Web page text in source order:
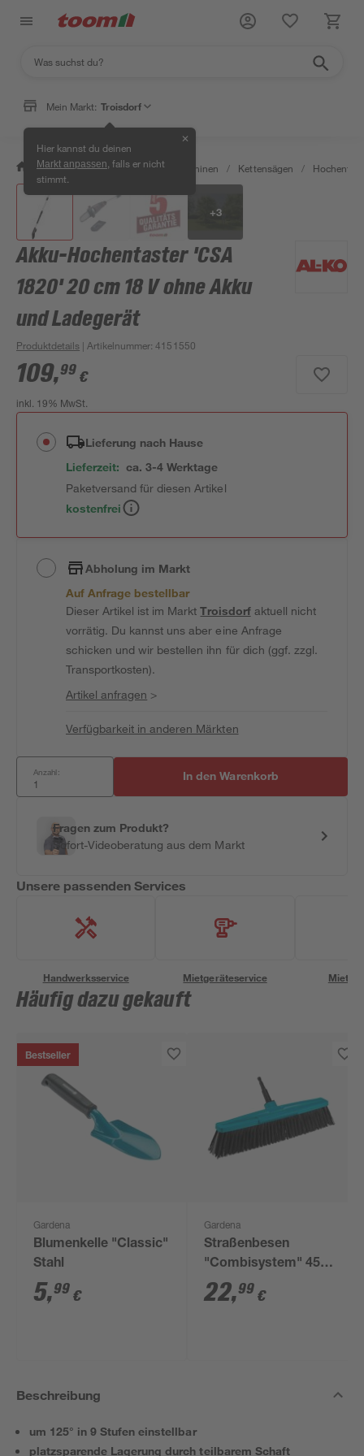
Mein Markt: Troisdorf
Hier kannst du deinen
Markt anpassen , falls er nicht
stimmt.
✕
/ Garten & Freizeit / Gartenmaschinen / Kettensägen /
+3
Akku-Hochentaster 'CSA
1820' 20 cm 18 V ohne Akku
und Ladegerät
Produktdetails | Artikelnummer:4151550
109,99 €
inkl. 19% MwSt.
Lieferung nach Hause
Lieferzeit: ca. 3-4 Werktage
Paketversand für diesen Artikel
kostenfrei
Abholung im Markt
Auf Anfrage bestellbar
Dieser Artikel ist im MarktTroisdorfaktuell nicht
vorrätig. Du kannst uns aber eine Anfrage
schicken und wir bestellen ihn für dich (ggf. zzgl.
Transportkosten).
Artikel anfragen >
Verfügbarkeit in anderen Märkten
Anzahl: In den Warenkorb
Fragen zum Produkt?
Sofort-Videoberatung aus dem Markt
Unsere passenden Services
Handwerksservice Mietgeräteservice
Häufig dazu gekauft
Bestseller
Gardena
Blumenkelle "Classic"
Stahl
5,99 €
Gardena
Straßenbesen
"Combisystem" 45
cm
22,99 €
Beschreibung
um 125° in 9 Stufen einstellbar
platzsparende Lagerung durch teilbarem Schaft